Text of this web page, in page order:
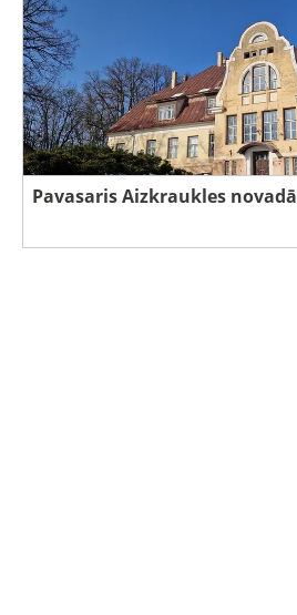
Pavasaris Aizkraukles novadā